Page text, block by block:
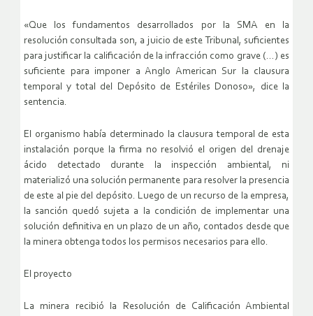
«Que los fundamentos desarrollados por la SMA en la
resolución consultada son, a juicio de este Tribunal, suficientes
para justificar la calificación de la infracción como grave (…) es
suficiente para imponer a Anglo American Sur la clausura
temporal y total del Depósito de Estériles Donoso», dice la
sentencia.
El organismo había determinado la clausura temporal de esta
instalación porque la firma no resolvió el origen del drenaje
ácido detectado durante la inspección ambiental, ni
materializó una solución permanente para resolver la presencia
de este al pie del depósito. Luego de un recurso de la empresa,
la sanción quedó sujeta a la condición de implementar una
solución definitiva en un plazo de un año, contados desde que
la minera obtenga todos los permisos necesarios para ello.
El proyecto
La minera recibió la Resolución de Calificación Ambiental